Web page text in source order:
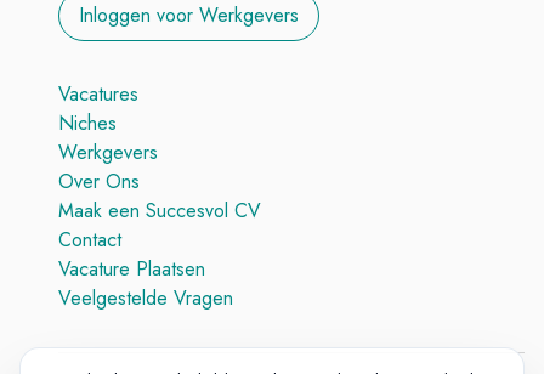
Inloggen voor Werkgevers
Vacatures
Niches
Werkgevers
Over Ons
Maak een Succesvol CV
Contact
Vacature Plaatsen
Veelgestelde Vragen